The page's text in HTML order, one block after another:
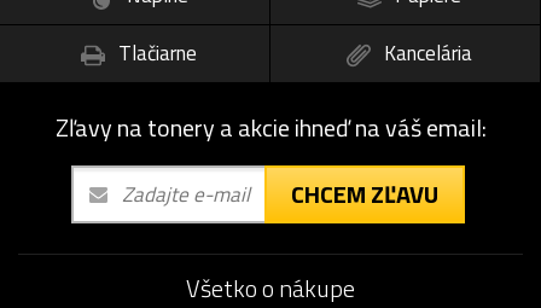
Tlačiarne
Kancelária
Zľavy na tonery a akcie ihneď na váš email:
CHCEM ZĽAVU
Všetko o nákupe